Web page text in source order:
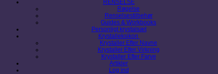
RENSELSE
Røgelse
Renselsestilbehør
Guides & Workbooks
Personligt krystalsæt
Krystalleksikon
Krystaller Efter Navne
Krystaller Efter Virkning
Krystaller Efter Farve
Artikler
Log ind